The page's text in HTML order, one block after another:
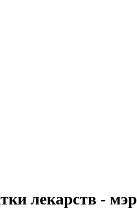
лекарств - мэр